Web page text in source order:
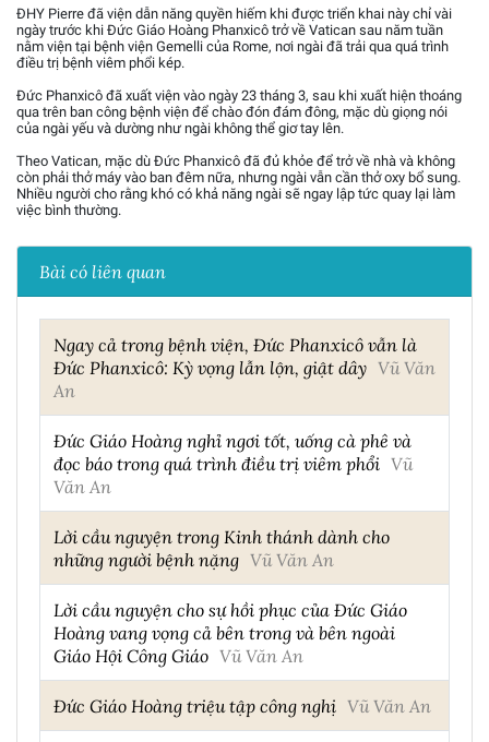
ĐHY Pierre đã viện dẫn năng quyền hiếm khi được triển khai này chỉ vài
ngày trước khi Đức Giáo Hoàng Phanxicô trở về Vatican sau năm tuần
nằm viện tại bệnh viện Gemelli của Rome, nơi ngài đã trải qua quá trình
điều trị bệnh viêm phổi kép.
Đức Phanxicô đã xuất viện vào ngày 23 tháng 3, sau khi xuất hiện thoáng
qua trên ban công bệnh viện để chào đón đám đông, mặc dù giọng nói
của ngài yếu và dường như ngài không thể giơ tay lên.
Theo Vatican, mặc dù Đức Phanxicô đã đủ khỏe để trở về nhà và không
còn phải thở máy vào ban đêm nữa, nhưng ngài vẫn cần thở oxy bổ sung.
Nhiều người cho rằng khó có khả năng ngài sẽ ngay lập tức quay lại làm
việc bình thường.
Bài có liên quan
Ngay cả trong bệnh viện, Đức Phanxicô vẫn là
Đức Phanxicô: Kỳ vọng lẫn lộn, giật dây Vũ Văn
An
Đức Giáo Hoàng nghỉ ngơi tốt, uống cà phê và
đọc báo trong quá trình điều trị viêm phổi Vũ
Văn An
Lời cầu nguyện trong Kinh thánh dành cho
những người bệnh nặng Vũ Văn An
Lời cầu nguyện cho sự hồi phục của Đức Giáo
Hoàng vang vọng cả bên trong và bên ngoài
Giáo Hội Công Giáo Vũ Văn An
Đức Giáo Hoàng triệu tập công nghị Vũ Văn An